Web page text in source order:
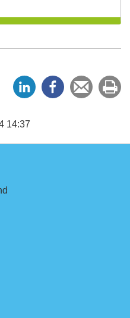
e
e
Tipsa
en
ut
14:37